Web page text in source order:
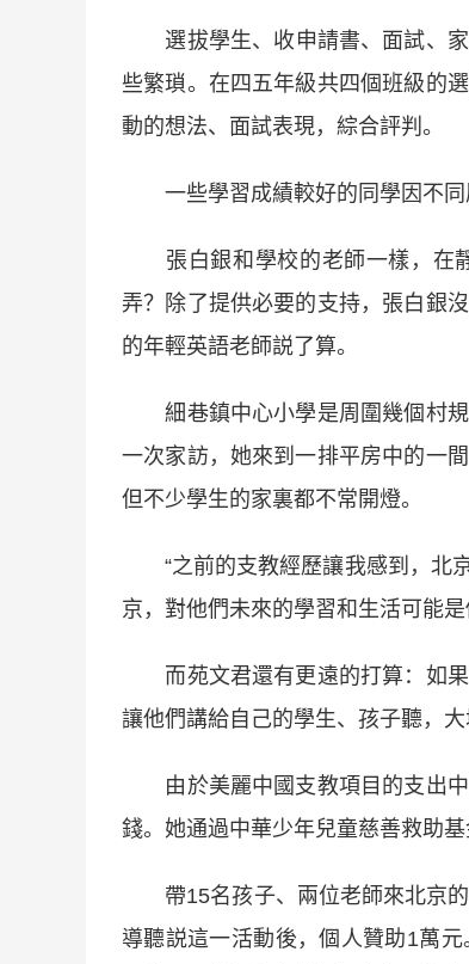
選拔學生、收申請書、面試、家
些繁瑣。在四五年級共四個班級的
動的想法、面試表現，綜合評判。
一些學習成績較好的同學因不同
張白銀和學校的老師一樣，在靜
弄？除了提供必要的支持，張白銀
的年輕英語老師説了算。
細巷鎮中心小學是周圍幾個村規
一次家訪，她來到一排平房中的一
但不少學生的家裏都不常開燈。
“之前的支教經歷讓我感到，北京
京，對他們未來的學習和生活可能是
而苑文君還有更遠的打算：如果
讓他們講給自己的學生、孩子聽，大
由於美麗中國支教項目的支出中
錢。她通過中華少年兒童慈善救助基
帶15名孩子、兩位老師來北京的
導聽説這一活動後，個人贊助1萬